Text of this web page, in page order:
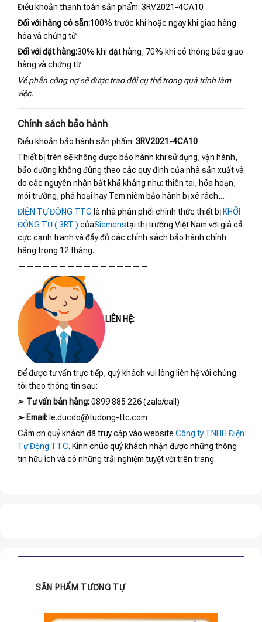
Điều khoản thanh toán sản phẩm: 3RV2021-4CA10
Đối với hàng có sẵn:100% trước khi hoặc ngay khi giao hàng
hóa và chứng từ
Đối với đặt hàng:30% khi đặt hàng, 70% khi có thông báo giao
hàng và chứng từ
Về phần công nợ sẽ được trao đổi cụ thể trong quá trình làm
việc.
Chính sách bảo hành
Điều khoản bảo hành sản phẩm: 3RV2021-4CA10
Thiết bị trên sẽ không được bảo hành khi sử dụng, vận hành,
bảo dưỡng không đúng theo các quy định của nhà sản xuất và
do các nguyên nhân bất khả kháng như: thiên tai, hỏa hoạn,
môi trường, phá hoại hay Tem niêm bảo hành bị xé rách,…
ĐIỆN TỰ ĐỘNG TTC là nhà phân phối chính thức thiết bị KHỞI
ĐỘNG TỪ ( 3RT ) củaSiemenstại thị trường Việt Nam với giá cả
cực cạnh tranh và đầy đủ các chính sách bảo hành chính
hãng trong 12 tháng.
————————————————
LIÊN HỆ:
Để được tư vấn trực tiếp, quý khách vui lòng liên hệ với chúng
tôi theo thông tin sau:
➢ Tư vấn bán hàng:0899 885 226 (zalo/call)
➢ Email: le.ducdo@tudong-ttc.com
Cảm ơn quý khách đã truy cập vào website Công ty TNHH Điện
Tự Động TTC. Kính chúc quý khách nhận được những thông
tin hữu ích và có những trải nghiệm tuyệt vời trên trang.
SẢN PHẨM TƯƠNG TỰ